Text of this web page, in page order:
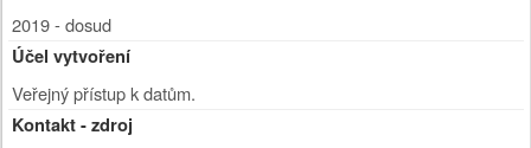
2019 - dosud
Účel vytvoření
Veřejný přístup k datům.
Kontakt - zdroj